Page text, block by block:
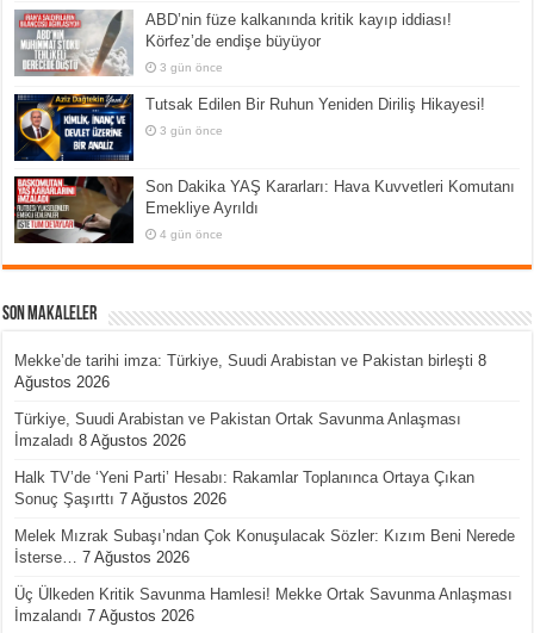
ABD’nin füze kalkanında kritik kayıp iddiası!
Körfez’de endişe büyüyor
3 gün önce
Tutsak Edilen Bir Ruhun Yeniden Diriliş Hikayesi!
3 gün önce
Son Dakika YAŞ Kararları: Hava Kuvvetleri Komutanı
Emekliye Ayrıldı
4 gün önce
Son Makaleler
Mekke’de tarihi imza: Türkiye, Suudi Arabistan ve Pakistan birleşti 8
Ağustos 2026
Türkiye, Suudi Arabistan ve Pakistan Ortak Savunma Anlaşması
İmzaladı 8 Ağustos 2026
Halk TV’de ‘Yeni Parti’ Hesabı: Rakamlar Toplanınca Ortaya Çıkan
Sonuç Şaşırttı 7 Ağustos 2026
Melek Mızrak Subaşı’ndan Çok Konuşulacak Sözler: Kızım Beni Nerede
İsterse…
7 Ağustos 2026
Üç Ülkeden Kritik Savunma Hamlesi! Mekke Ortak Savunma Anlaşması
İmzalandı 7 Ağustos 2026